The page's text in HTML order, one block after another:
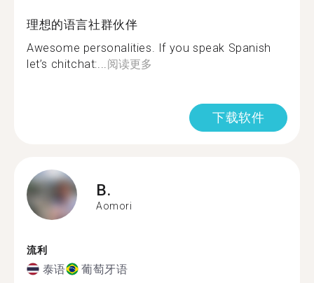
理想的语言社群伙伴
Awesome personalities. If you speak Spanish
let’s chitchat:...阅读更多
下载软件
B.
Aomori
流利
泰语 葡萄牙语